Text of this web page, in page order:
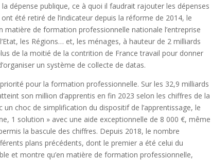
dépense publique, ce à quoi il faudrait rajouter les dépenses
été retiré de l’indicateur depuis la réforme de 2014, le
matière de formation professionnelle nationale l’entreprise
les Régions… et, les ménages, à hauteur de 2 milliards
de la moitié de la contrition de France travail pour donner
un système de collecte de datas.
pour la formation professionnelle. Sur les 32,9 milliards
son million d’apprentis en fin 2023 selon les chiffres de la
choc de simplification du dispositif de l’apprentissage, le
1 solution » avec une aide exceptionnelle de 8 000 €, même
la bascule des chiffres. Depuis 2018, le nombre
plans précédents, dont le premier a été celui du
et montre qu’en matière de formation professionnelle,